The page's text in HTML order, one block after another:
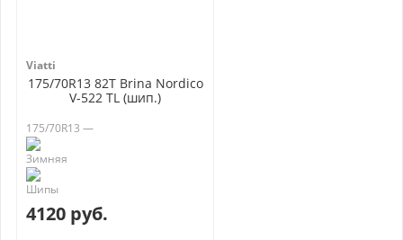
Viatti
175/70R13 82T Brina Nordico
V-522 TL (шип.)
175/70R13 —
4120 руб.